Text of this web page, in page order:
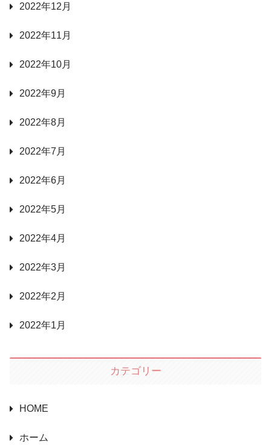
2022年12月
2022年11月
2022年10月
2022年9月
2022年8月
2022年7月
2022年6月
2022年5月
2022年4月
2022年3月
2022年2月
2022年1月
カテゴリー
HOME
ホーム